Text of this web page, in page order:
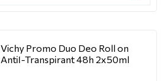
Vichy Promo Duo Deo Roll on
AntiI-Transpirant 48h 2x50ml